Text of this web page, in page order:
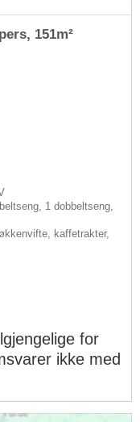
, 151m²
1 dobbeltseng,
kaffetrakter,
for
ikke med